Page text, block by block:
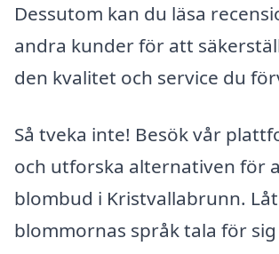
Dessutom kan du läsa
andra kunder för att
den kvalitet och service du
Så tveka inte! Besök vår
och utforska alternativen för
blombud i Kristvallabrunn. Låt
blommornas språk tala för sig